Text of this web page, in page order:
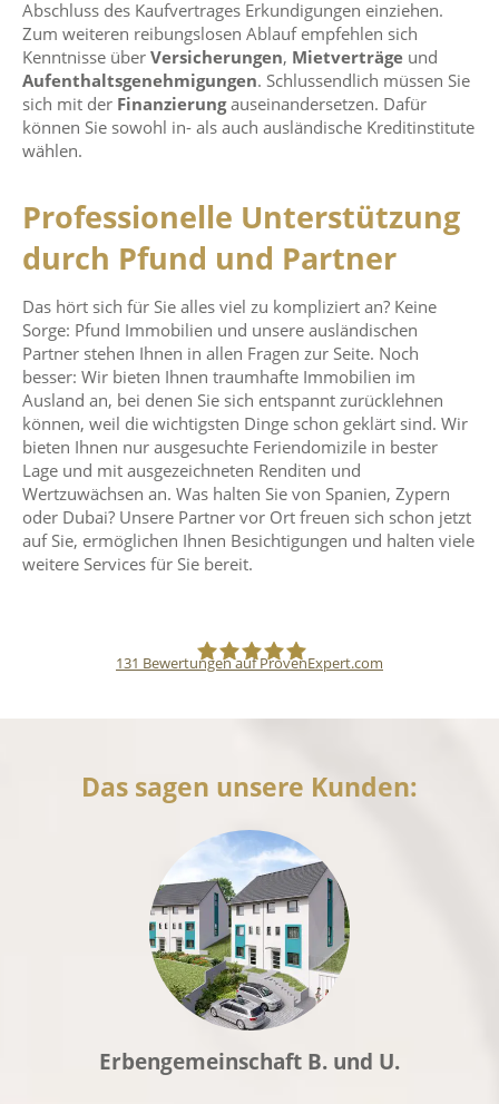
Abschluss des Kaufvertrages Erkundigungen einziehen.
Zum weiteren reibungslosen Ablauf empfehlen sich
Kenntnisse über Versicherungen, Mietverträge und
Aufenthaltsgenehmigungen. Schlussendlich müssen Sie
sich mit der Finanzierungauseinandersetzen. Dafür
können Sie sowohl in- als auch ausländische Kreditinstitute
wählen.
Professionelle Unterstützung
durch Pfund und Partner
Das hört sich für Sie alles viel zu kompliziert an? Keine
Sorge: Pfund Immobilien und unsere ausländischen
Partner stehen Ihnen in allen Fragen zur Seite. Noch
besser: Wir bieten Ihnen traumhafte Immobilien im
Ausland an, bei denen Sie sich entspannt zurücklehnen
können, weil die wichtigsten Dinge schon geklärt sind. Wir
bieten Ihnen nur ausgesuchte Feriendomizile in bester
Lage und mit ausgezeichneten Renditen und
Wertzuwächsen an. Was halten Sie von Spanien, Zypern
oder Dubai? Unsere Partner vor Ort freuen sich schon jetzt
auf Sie, ermöglichen Ihnen Besichtigungen und halten viele
weitere Services für Sie bereit.
Pfund Immobilien
131 Bewertungen auf ProvenExpert.com
Das sagen unsere Kunden:
Erbengemeinschaft B. und U.